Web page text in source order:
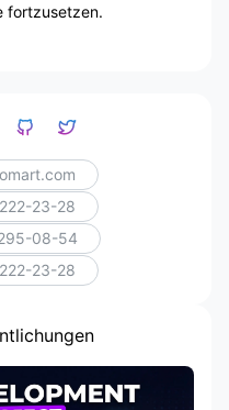
fortzusetzen.
23-28
08-54
23-28